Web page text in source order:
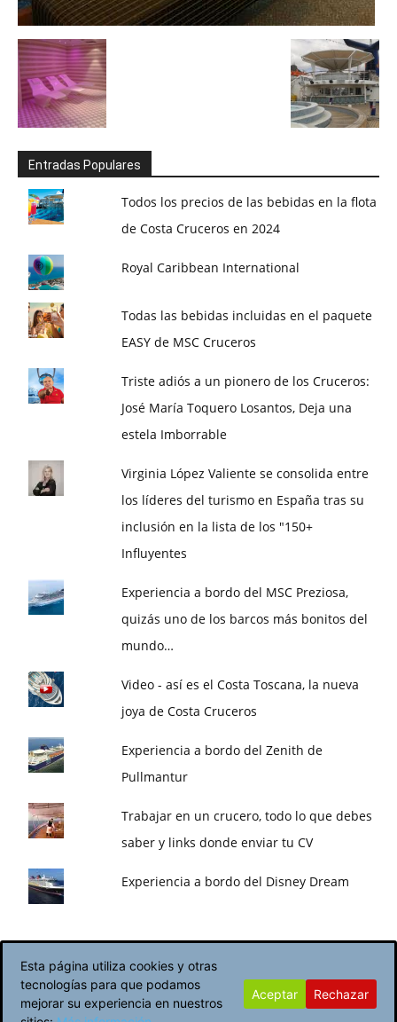
Entradas Populares
Todos los precios de las bebidas en la flota
de Costa Cruceros en 2024
Royal Caribbean International
Todas las bebidas incluidas en el paquete
EASY de MSC Cruceros
Triste adiós a un pionero de los Cruceros:
José María Toquero Losantos, Deja una
estela Imborrable
Virginia López Valiente se consolida entre
los líderes del turismo en España tras su
inclusión en la lista de los "150+
Influyentes
Experiencia a bordo del MSC Preziosa,
quizás uno de los barcos más bonitos del
mundo…
Video - así es el Costa Toscana, la nueva
joya de Costa Cruceros
Experiencia a bordo del Zenith de
Pullmantur
Trabajar en un crucero, todo lo que debes
saber y links donde enviar tu CV
Experiencia a bordo del Disney Dream
Política de Cookies Avisos Legales
Esta página utiliza cookies y otras
tecnologías para que podamos
mejorar su experiencia en nuestros
Aceptar Rechazar